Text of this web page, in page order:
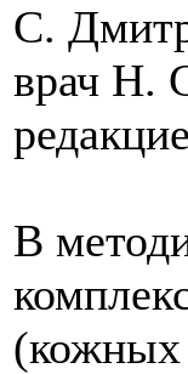
С.
врач Н.
В
(кожных